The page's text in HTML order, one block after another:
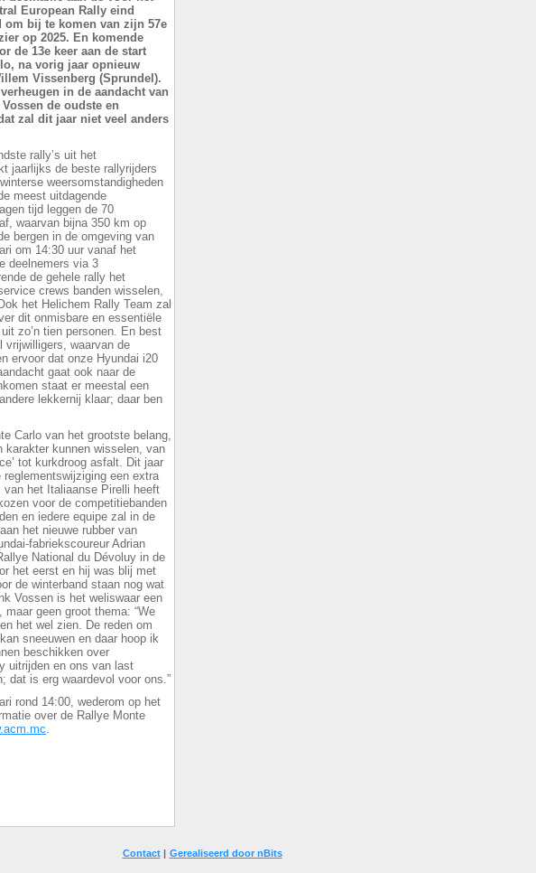
European Rally eind
om bij te komen van zijn 57e
op 2025. En komende
de 13e keer aan de start
na vorig jaar opnieuw
Vissenberg (Sprundel).
in de aandacht van
de oudste en
zal dit jaar niet veel anders
rally’s uit het
jaarlijks de beste rallyrijders
weersomstandigheden
meest uitdagende
tijd leggen de 70
waarvan bijna 350 km op
bergen in de omgeving van
om 14:30 uur vanaf het
deelnemers via 3
de gehele rally het
crews banden wisselen,
het Helichem Rally Team zal
dit onmisbare en essentiële
zo’n tien personen. En best
vrijwilligers, waarvan de
ervoor dat onze Hyundai i20
gaat ook naar de
staat er meestal een
lekkernij klaar; daar ben
Carlo van het grootste belang,
karakter kunnen wisselen, van
tot kurkdroog asfalt. Dit jaar
een extra
van het Italiaanse Pirelli heeft
voor de competitiebanden
en iedere equipe zal in de
het nieuwe rubber van
fabriekscoureur Adrian
National du Dévoluy in de
het eerst en hij was blij met
de winterband staan nog wat
Vossen is het weliswaar een
geen groot thema: “We
het wel zien. De reden om
sneeuwen en daar hoop ik
beschikken over
uitrijden en ons van last
dat is erg waardevol voor ons.”
rond 14:00, wederom op het
over de Rallye Monte
Contact| Gerealiseerd door nBits